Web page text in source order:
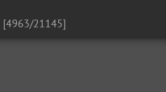
[4963/21145]